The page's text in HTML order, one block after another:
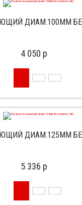
ДИАМ.100ММ
4 050 p
ДИАМ.125ММ
5 336 p